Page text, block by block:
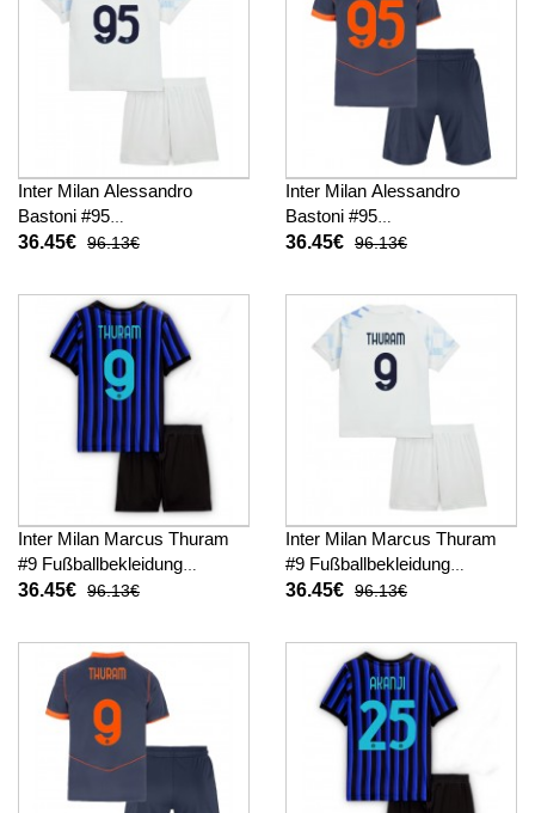
Inter Milan Alessandro
Bastoni #95
Fußballbekleidung
26 Kurzarm (+ kurze hosen)
36.45€ 96.13€
Inter Milan Alessandro
Bastoni #95
Fußballbekleidung 3rd trikot
kurze hosen)
36.45€ 96.13€
Inter Milan Marcus Thuram
#9 Fußballbekleidung
Heimtrikot Kinder 2025-26
36.45€ 96.13€
Inter Milan Marcus Thuram
#9 Fußballbekleidung
Auswärtstrikot Kinder 2025-
36.45€ 96.13€